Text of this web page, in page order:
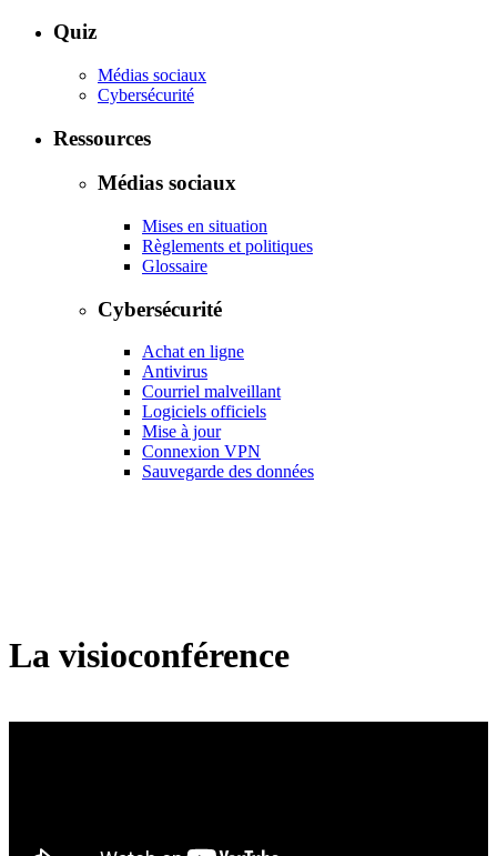
Quiz
Médias sociaux
Cybersécurité
Ressources
Médias sociaux
Mises en situation
Règlements et politiques
Glossaire
Cybersécurité
Achat en ligne
Antivirus
Courriel malveillant
Logiciels officiels
Mise à jour
Connexion VPN
Sauvegarde des données
La visioconférence